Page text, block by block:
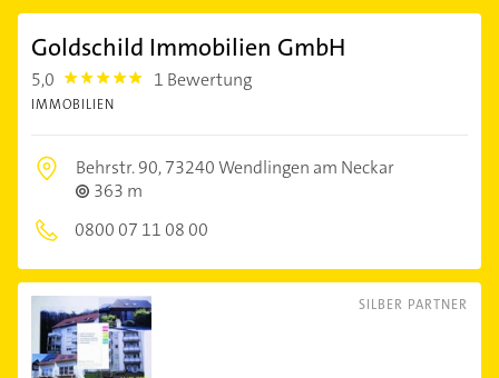
Goldschild Immobilien GmbH
5,0 5.0 1 Bewertung
IMMOBILIEN
Behrstr. 90,73240 Wendlingen am Neckar
363 m
0800 07 11 08 00
SILBER PARTNER